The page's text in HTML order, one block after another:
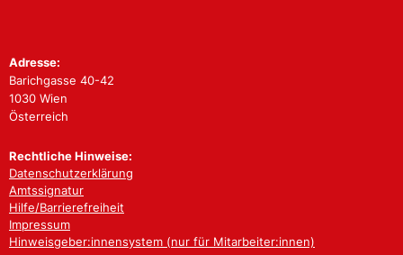
Adresse:
Barichgasse 40-42
1030 Wien
Österreich
Rechtliche Hinweise:
Datenschutzerklärung
Amtssignatur
Hilfe/Barrierefreiheit
Impressum
Hinweisgeber:innensystem (nur für Mitarbeiter:innen)